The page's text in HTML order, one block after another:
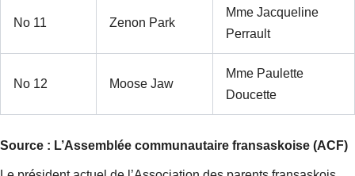
No 11 Zenon Park
Mme Jacqueline
Perrault
No 12 Moose Jaw
Mme Paulette
Doucette
Source : L’Assemblée communautaire fransaskoise (ACF)